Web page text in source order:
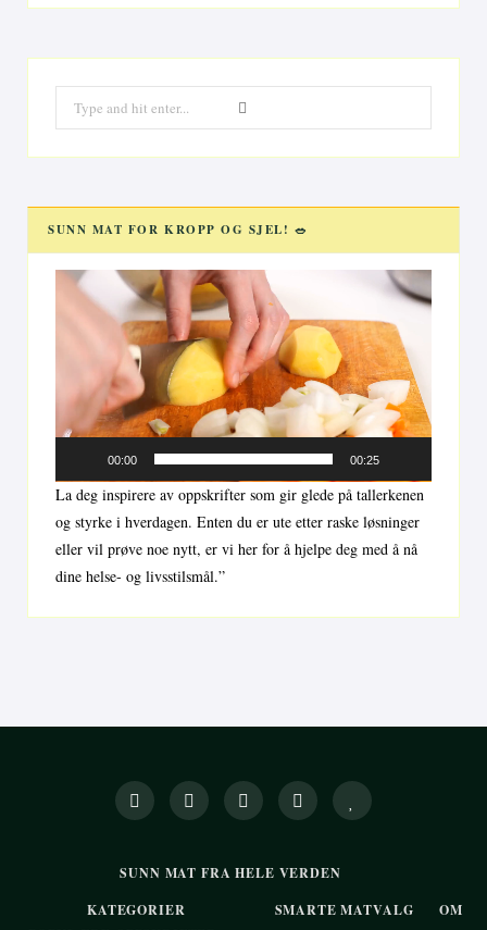
for:
SUNN MAT FOR KROPP OG SJEL! 🥗
Videoavspiller
00:00 00:25
La deg inspirere av oppskrifter som gir glede på tallerkenen
og styrke i hverdagen. Enten du er ute etter raske løsninger
eller vil prøve noe nytt, er vi her for å hjelpe deg med å nå
dine helse- og livsstilsmål.”
SUNN MAT FRA HELE VERDEN
KATEGORIER
SMARTE MATVALG OM